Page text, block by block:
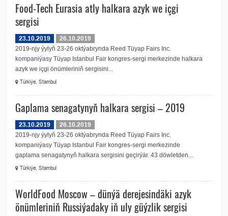
Food-Tech Eurasia atly halkara azyk we içgi
sergisi
23.10.2019
26.10.2019
2019-njy ýylyň 23-26 oktýabrynda Reed Tüyap Fairs Inc.
kompaniýasy Tüyap Istanbul Fair kongres-sergi merkezinde halkara
azyk we içgi önümleriniň sergisini...
Türkiýe, Stambul
Gaplama senagatynyň halkara sergisi – 2019
23.10.2019
26.10.2019
2019-njy ýylyň 23-26 oktýabrynda Reed Tüyap Fairs Inc.
kompaniýasy Tüyap Istanbul Fair kongres-sergi merkezinde
gaplama senagatynyň halkara sergisini geçirýär. 43 döwletden...
Türkiýe, Stambul
WorldFood Moscow – dünýä derejesindäki azyk
önümleriniň Russiýadaky iň uly güýzlik sergisi